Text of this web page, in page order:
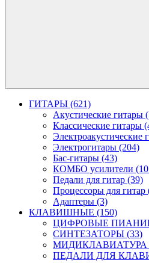
ГИТАРЫ (621)
Акустические гитары
Классические гитары
Электроакустические
Электрогитары (204)
Бас-гитары (43)
КОМБО усилители
Педали для гитар (39)
Процессоры для гитар
Адаптеры (3)
КЛАВИШНЫЕ (150)
ЦИФРОВЫЕ
СИНТЕЗАТОРЫ (33)
МИДИКЛАВИАТУРА
ПЕДАЛИ ДЛЯ